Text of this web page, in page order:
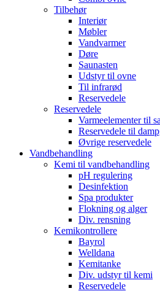
Tilbehør
Interiør
Møbler
Vandvarmer
Døre
Saunasten
Udstyr til ovne
Til infrarød
Reservedele
Reservedele
Varmeelementer til
Reservedele til
Øvrige reservedele
Vandbehandling
Kemi til vandbehandling
pH regulering
Desinfektion
Spa produkter
Flokning og alger
Div. rensning
Kemikontrollere
Bayrol
Welldana
Kemitanke
Div. udstyr til kemi
Reservedele